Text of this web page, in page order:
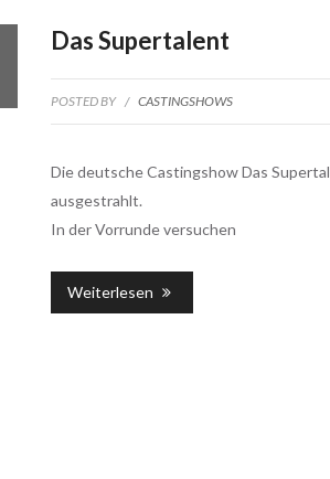
Das Supertalent
POSTED BY / CASTINGSHOWS
Die deutsche Castingshow Das
ausgestrahlt.
In der Vorrunde versuchen
Weiterlesen